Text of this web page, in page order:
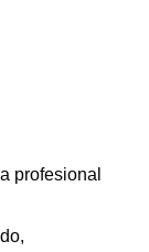
profesional